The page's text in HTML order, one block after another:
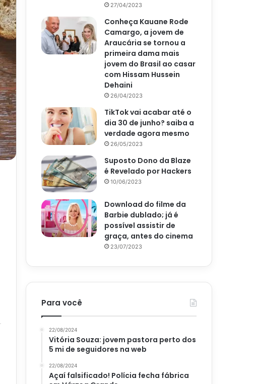
27/04/2023
Conheça Kauane Rode
Camargo, a jovem de
Araucária se tornou a
primeira dama mais
jovem do Brasil ao casar
com Hissam Hussein
Dehaini
26/04/2023
TikTok vai acabar até o
dia 30 de junho? saiba a
verdade agora mesmo
26/05/2023
Suposto Dono da Blaze
é Revelado por Hackers
10/06/2023
Download do filme da
Barbie dublado; já é
possível assistir de
graça, antes do cinema
23/07/2023
Para você
22/08/2024
Vitória Souza: jovem pastora perto dos
5 mi de seguidores na web
22/08/2024
Açaí falsificado! Polícia fecha fábrica